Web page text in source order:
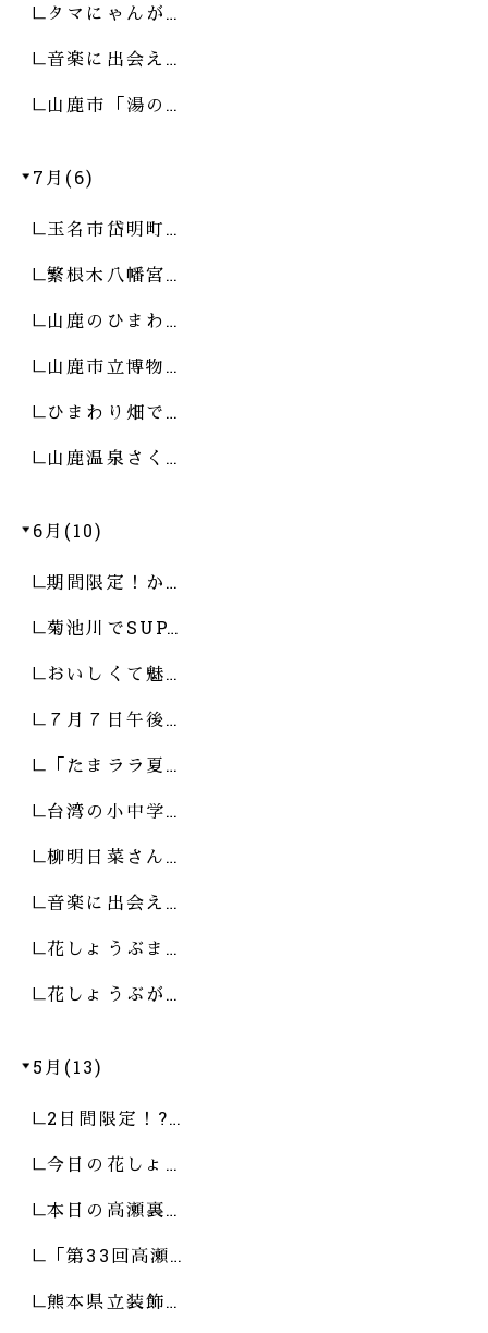
タマにゃんが…
音楽に出会え…
山鹿市「湯の…
7月(6)
玉名市岱明町…
繁根木八幡宮…
山鹿のひまわ…
山鹿市立博物…
ひまわり畑で…
山鹿温泉さく…
6月(10)
期間限定！か…
菊池川でSUP…
おいしくて魅…
７月７日午後…
「たまララ夏…
台湾の小中学…
柳明日菜さん…
音楽に出会え…
花しょうぶま…
花しょうぶが…
5月(13)
2日間限定！?…
今日の花しょ…
本日の高瀬裏…
「第33回高瀬…
熊本県立装飾…